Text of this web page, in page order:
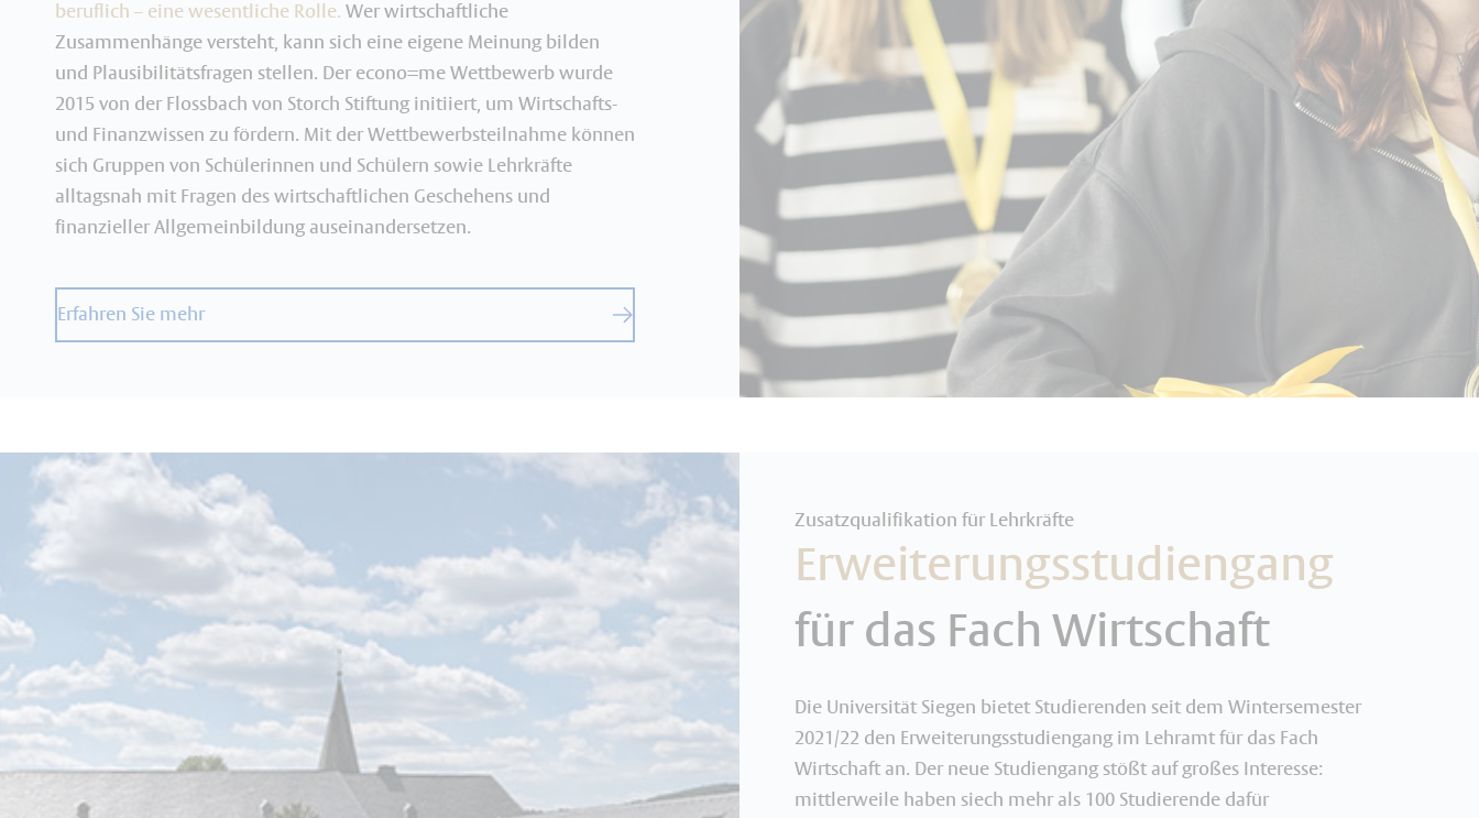
beruflich – eine wesentliche Rolle. Wer wirtschaftliche
Zusammenhänge versteht, kann sich eine eigene Meinung bilden
und Plausibilitätsfragen stellen. Der econo=me Wettbewerb wurde
2015 von der Flossbach von Storch Stiftung initiiert, um Wirtschafts-
und Finanzwissen zu fördern. Mit der Wettbewerbsteilnahme können
sich Gruppen von Schülerinnen und Schülern sowie Lehrkräfte
alltagsnah mit Fragen des wirtschaftlichen Geschehens und
finanzieller Allgemeinbildung auseinandersetzen.
Erfahren Sie mehr
Zusatzqualifikation für Lehrkräfte
Erweiterungsstudiengang
für das Fach Wirtschaft
Die Universität Siegen bietet Studierenden seit dem Wintersemester
2021/22 den Erweiterungsstudiengang im Lehramt für das Fach
Wirtschaft an. Der neue Studiengang stößt auf großes Interesse:
mittlerweile haben siech mehr als 100 Studierende dafür